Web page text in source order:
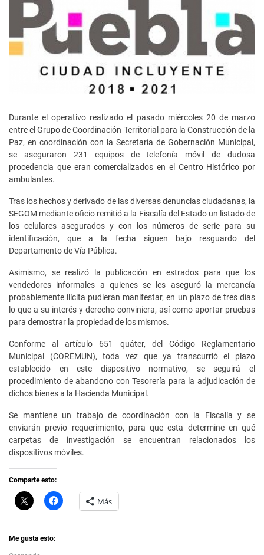
Durante el operativo realizado el pasado miércoles 20 de marzo
entre el Grupo de Coordinación Territorial para la Construcción de la
Paz, en coordinación con la Secretaría de Gobernación Municipal,
se aseguraron 231 equipos de telefonía móvil de dudosa
procedencia que eran comercializados en el Centro Histórico por
ambulantes.
Tras los hechos y derivado de las diversas denuncias ciudadanas, la
SEGOM mediante oficio remitió a la Fiscalía del Estado un listado de
los celulares asegurados y con los números de serie para su
identificación, que a la fecha siguen bajo resguardo del
Departamento de Vía Pública.
Asimismo, se realizó la publicación en estrados para que los
vendedores informales a quienes se les aseguró la mercancía
probablemente ilícita pudieran manifestar, en un plazo de tres días
lo que a su interés y derecho conviniera, así como aportar pruebas
para demostrar la propiedad de los mismos.
Conforme al artículo 651 quáter, del Código Reglamentario
Municipal (COREMUN), toda vez que ya transcurrió el plazo
establecido en este dispositivo normativo, se seguirá el
procedimiento de abandono con Tesorería para la adjudicación de
dichos bienes a la Hacienda Municipal.
Se mantiene un trabajo de coordinación con la Fiscalía y se
enviarán previo requerimiento, para que esta determine en qué
carpetas de investigación se encuentran relacionados los
dispositivos móviles.
Comparte esto:
C
l
k
t
s
H
a Más
Me gusta esto: